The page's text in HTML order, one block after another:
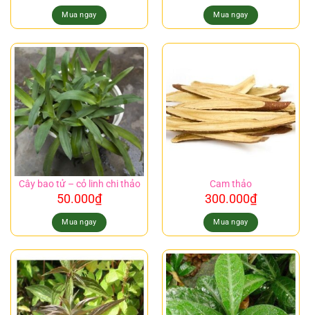
Mua ngay Mua ngay
Cây bao tử – cỏ linh chi thảo
50.000₫
Mua ngay
Cam thảo
300.000₫
Mua ngay